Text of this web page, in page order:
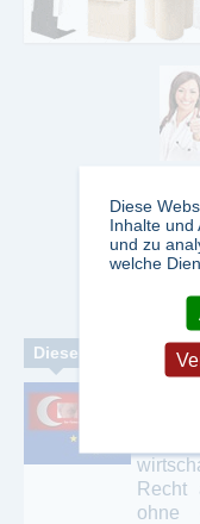
Dieser Verlag
Die
Recht
ohne
Diese
Inhalte und
und zu
welche